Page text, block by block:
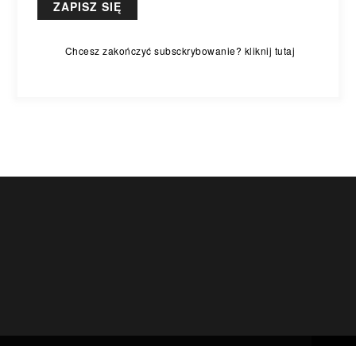
Chcesz zakończyć subsckrybowanie? kliknij tutaj